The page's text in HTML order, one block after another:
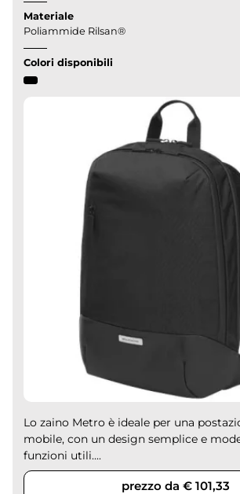
Materiale
Poliammide Rilsan®
Colori disponibili
Lo zaino Metro è ideale per una
mobile, con un design semplice e
funzioni utili....
prezzo da € 101,33